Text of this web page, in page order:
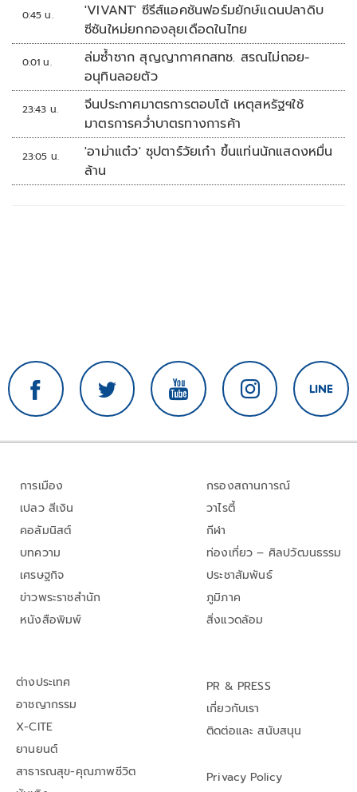
0:45 น.
'VIVANT' ซีรีส์แอคชันฟอร์มยักษ์แดนปลาดิบ
ซีซันใหม่ยกกองลุยเดือดในไทย
0:01 น.
ล่มซ้ำซาก สุญญากาศกสทช. สรณไม่ถอย-
อนุทินลอยตัว
23:43 น.
จีนประกาศมาตรการตอบโต้ เหตุสหรัฐฯใช้
มาตรการคว่ำบาตรทางการค้า
23:05 น.
'อาม่าแต๋ว' ซุปตาร์วัยเก๋า ขึ้นแท่นนักแสดงหมื่น
ล้าน
การเมือง
เปลว สีเงิน
คอลัมนิสต์
บทความ
เศรษฐกิจ
ข่าวพระราชสำนัก
หนังสือพิมพ์
กรองสถานการณ์
วาไรตี้
กีฬา
ท่องเที่ยว – ศิลปวัฒนธรรม
ประชาสัมพันธ์
ภูมิภาค
สิ่งแวดล้อม
ต่างประเทศ
อาชญากรรม
X-CITE
ยานยนต์
สาธารณสุข-คุณภาพชีวิต
PR & PRESS
เกี่ยวกับเรา
ติดต่อและ สนับสนุน
Privacy Policy